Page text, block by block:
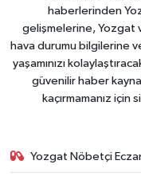
haberlerinden
gelişmelerine, Yozgat
hava durumu bilgilerine
yaşamınızı
güvenilir haber
kaçırmamanız için
Yozgat Nöbetçi